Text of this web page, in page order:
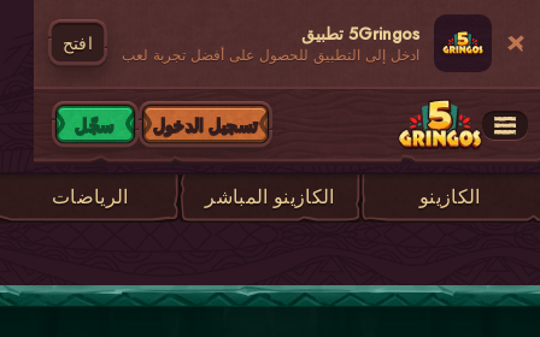
5Gringos تطبيق
ادخل إلى التطبيق للحصول على أفضل تجربة لعب
افتح
تسجيل الدخول سجّل
الكازينو الكازينو المباشر الرياضات